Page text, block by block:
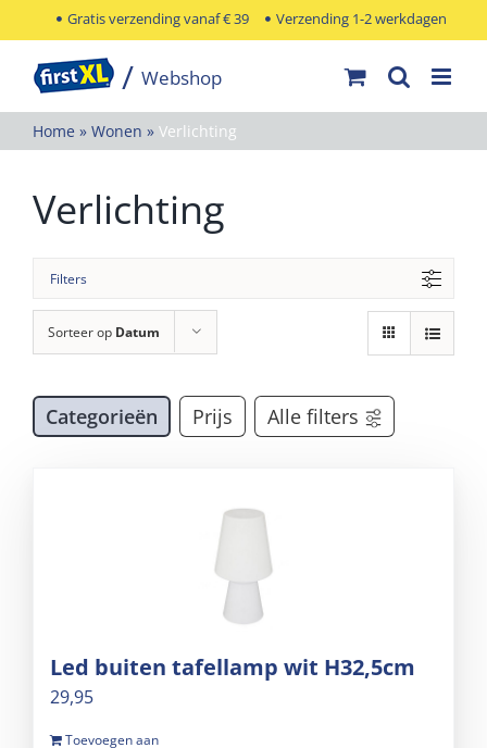
naar
inhoud
Gratis verzending vanaf € 39 Verzending 1-2 werkdagen
Home » Wonen » Verlichting
Verlichting
Filters
Sorteer op Datum
Categorieën Prijs Alle filters
Led buiten tafellamp wit H32,5cm
29,95
Toevoegen aan